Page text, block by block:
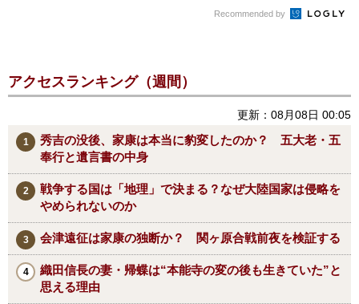
Recommended by
アクセスランキング（週間）
更新：08月08日 00:05
秀吉の没後、家康は本当に豹変したのか？ 五大老・五
奉行と遺言書の中身
戦争する国は「地理」で決まる？なぜ大陸国家は侵略を
やめられないのか
会津遠征は家康の独断か？ 関ヶ原合戦前夜を検証する
織田信長の妻・帰蝶は“本能寺の変の後も生きていた”と
思える理由